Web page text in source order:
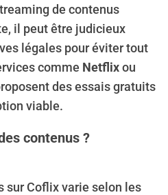
de contenus
il peut être judicieux
légales pour éviter tout
comme Netflixou
des essais gratuits
viable.
contenus ?
sur Coflix varie selon les